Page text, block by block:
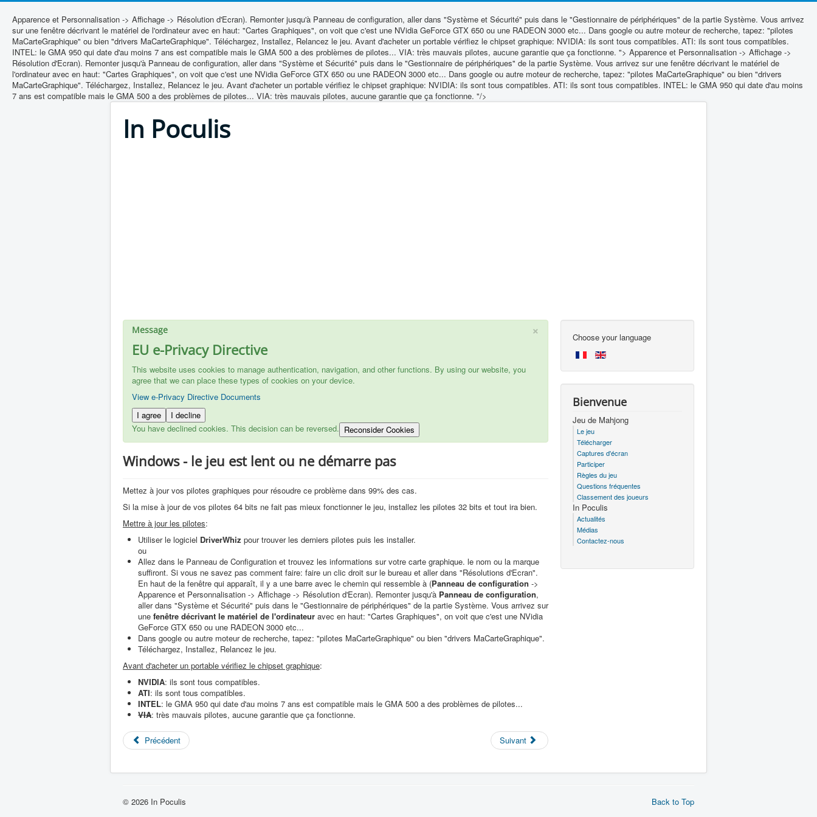
Apparence et Personnalisation -> Affichage -> Résolution d'Ecran). Remonter jusqu'à Panneau de configuration, aller dans "Système et Sécurité" puis dans le "Gestionnaire de périphériques" de la partie Système. Vous arrivez
sur une fenêtre décrivant le matériel de l'ordinateur avec en haut: "Cartes Graphiques", on voit que c'est une NVidia GeForce GTX 650 ou une RADEON 3000 etc... Dans google ou autre moteur de recherche, tapez: "pilotes
MaCarteGraphique" ou bien "drivers MaCarteGraphique". Téléchargez, Installez, Relancez le jeu. Avant d'acheter un portable vérifiez le chipset graphique: NVIDIA: ils sont tous compatibles. ATI: ils sont tous compatibles.
INTEL: le GMA 950 qui date d'au moins 7 ans est compatible mais le GMA 500 a des problèmes de pilotes... VIA: très mauvais pilotes, aucune garantie que ça fonctionne. "> Apparence et Personnalisation -> Affichage ->
Résolution d'Ecran). Remonter jusqu'à Panneau de configuration, aller dans "Système et Sécurité" puis dans le "Gestionnaire de périphériques" de la partie Système. Vous arrivez sur une fenêtre décrivant le matériel de
l'ordinateur avec en haut: "Cartes Graphiques", on voit que c'est une NVidia GeForce GTX 650 ou une RADEON 3000 etc... Dans google ou autre moteur de recherche, tapez: "pilotes MaCarteGraphique" ou bien "drivers
MaCarteGraphique". Téléchargez, Installez, Relancez le jeu. Avant d'acheter un portable vérifiez le chipset graphique: NVIDIA: ils sont tous compatibles. ATI: ils sont tous compatibles. INTEL: le GMA 950 qui date d'au moins
7 ans est compatible mais le GMA 500 a des problèmes de pilotes... VIA: très mauvais pilotes, aucune garantie que ça fonctionne. "/>
In Poculis
×
Message
EU e-Privacy Directive
This website uses cookies to manage authentication, navigation, and other functions. By using our website, you
agree that we can place these types of cookies on your device.
View e-Privacy Directive Documents
I agree
I decline
You have declined cookies. This decision can be reversed. Reconsider Cookies
Windows - le jeu est lent ou ne démarre pas
Mettez à jour vos pilotes graphiques pour résoudre ce problème dans 99% des cas.
Si la mise à jour de vos pilotes 64 bits ne fait pas mieux fonctionner le jeu, installez les pilotes 32 bits et tout ira bien.
Mettre à jour les pilotes:
Utiliser le logiciel DriverWhiz pour trouver les derniers pilotes puis les installer.
ou
Allez dans le Panneau de Configuration et trouvez les informations sur votre carte graphique. le nom ou la marque
suffiront. Si vous ne savez pas comment faire: faire un clic droit sur le bureau et aller dans "Résolutions d'Ecran".
En haut de la fenêtre qui apparaît, il y a une barre avec le chemin qui ressemble à (Panneau de configuration ->
Apparence et Personnalisation -> Affichage -> Résolution d'Ecran). Remonter jusqu'à Panneau de configuration,
aller dans "Système et Sécurité" puis dans le "Gestionnaire de périphériques" de la partie Système. Vous arrivez sur
une fenêtre décrivant le matériel de l'ordinateur avec en haut: "Cartes Graphiques", on voit que c'est une NVidia
GeForce GTX 650 ou une RADEON 3000 etc...
Dans google ou autre moteur de recherche, tapez: "pilotes MaCarteGraphique" ou bien "drivers MaCarteGraphique".
Téléchargez, Installez, Relancez le jeu.
Avant d'acheter un portable vérifiez le chipset graphique:
NVIDIA: ils sont tous compatibles.
ATI: ils sont tous compatibles.
INTEL: le GMA 950 qui date d'au moins 7 ans est compatible mais le GMA 500 a des problèmes de pilotes...
VIA: très mauvais pilotes, aucune garantie que ça fonctionne.
Précédent Suivant
Choose your language
Bienvenue
Jeu de Mahjong
Le jeu
Télécharger
Captures d'écran
Participer
Règles du jeu
Questions fréquentes
Classement des joueurs
In Poculis
Actualités
Médias
Contactez-nous
Back to Top
© 2026 In Poculis